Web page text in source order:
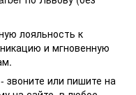
лояльность к
и мгновенную
звоните или пишите на